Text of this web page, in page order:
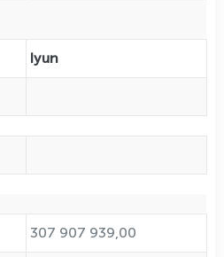
Iyun
307 907 939,00